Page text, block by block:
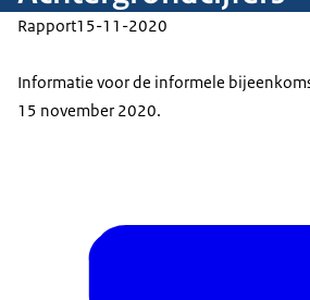
Rapport15-11-2020
Informatie voor de informele
15 november 2020.